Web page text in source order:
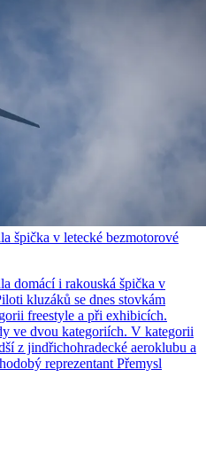
špička v letecké bezmotorové
domácí i rakouská špička v
kluzáků se dnes stovkám
freestyle a při exhibicích.
ve dvou kategoriích. V kategorii
z jindřichohradecké aeroklubu a
reprezentant Přemysl